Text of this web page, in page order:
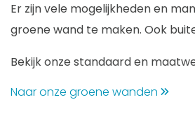
Er zijn vele mogelijkheden en
groene wand te maken. Ook
Bekijk onze standaard en
Naar onze groene wanden